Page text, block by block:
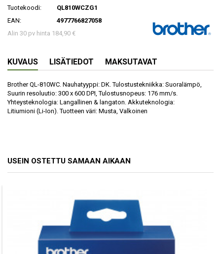
Tuotekoodi:
QL810WCZG1
EAN:
4977766827058
Alin 30 pv hinta 184,90 €
KUVAUS LISÄTIEDOT MAKSUTAVAT
Brother QL-810WC. Nauhatyyppi: DK. Tulostustekniikka: Suoralämpö,
Suurin resoluutio: 300 x 600 DPI, Tulostusnopeus: 176 mm/s.
Yhteysteknologia: Langallinen & langaton. Akkuteknologia:
Litiumioni (Li-Ion). Tuotteen väri: Musta, Valkoinen
USEIN OSTETTU SAMAAN AIKAAN